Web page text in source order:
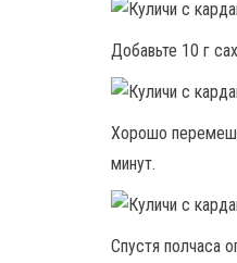
Добавьте 10 г
Хорошо
минут.
Спустя полчаса